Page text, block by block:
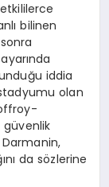
bilinen
iddia
olan
güvenlik
Darmanin,
da sözlerine